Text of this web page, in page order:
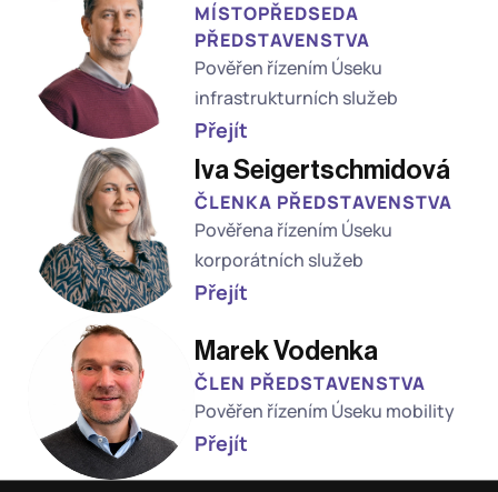
MÍSTOPŘEDSEDA
PŘEDSTAVENSTVA
Pověřen řízením Úseku
infrastrukturních služeb
Přejít
Iva Seigertschmidová
ČLENKA PŘEDSTAVENSTVA
Pověřena řízením Úseku
korporátních služeb
Přejít
Marek Vodenka
ČLEN PŘEDSTAVENSTVA
Pověřen řízením Úseku mobility
Přejít